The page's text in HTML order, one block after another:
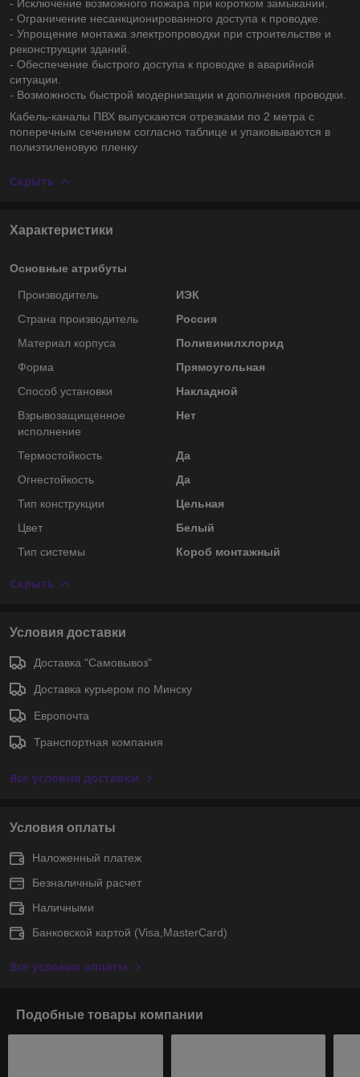
- Исключение возможного пожара при коротком замыкании.
- Ограничение несанкционированного доступа к проводке.
- Упрощение монтажа электропроводки при строительстве и
реконструкции зданий.
- Обеспечение быстрого доступа к проводке в аварийной
ситуации.
- Возможность быстрой модернизации и дополнения проводки.
Кабель-каналы ПВХ выпускаются отрезками по 2 метра с
поперечным сечением согласно таблице и упаковываются в
полиэтиленовую пленку
Скрыть
Характеристики
Основные атрибуты
Производитель
ИЭК
Страна производитель
Россия
Материал корпуса
Поливинилхлорид
Форма
Прямоугольная
Способ установки
Накладной
Взрывозащищенное
исполнение
Нет
Термостойкость
Да
Огнестойкость
Да
Тип конструкции
Цельная
Цвет
Белый
Тип системы
Короб монтажный
Скрыть
Условия доставки
Доставка "Самовывоз"
Доставка курьером по Минску
Европочта
Транспортная компания
Все условия доставки
Условия оплаты
Наложенный платеж
Безналичный расчет
Наличными
Банковской картой (Visa,MasterCard)
Все условия оплаты
Подобные товары компании